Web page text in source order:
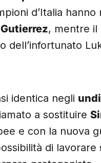
d’Italia
, mentre il
dell’infortunato
identica negli
a sostituire
e con la nuova
di lavorare